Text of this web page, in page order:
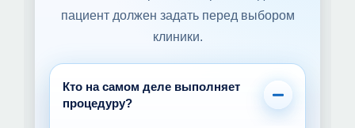
пациент должен задать перед выбором
клиники.
Кто на самом деле выполняет
процедуру?